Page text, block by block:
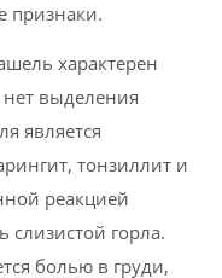
признаки.
характерен
выделения
является
тонзиллит и
реакцией
слизистой горла.
болью в груди,